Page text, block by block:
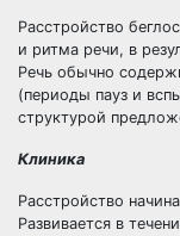
Расстройство
и ритма речи, в
Речь обычно
(периоды пауз и
структурой
Клиника
Расстройство
Развивается в